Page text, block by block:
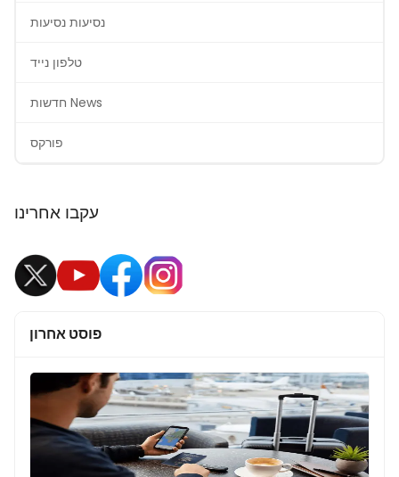
נסיעות נסיעות
טלפון נייד
חדשות News
פורקס
עקבו אחרינו
פוסט אחרון